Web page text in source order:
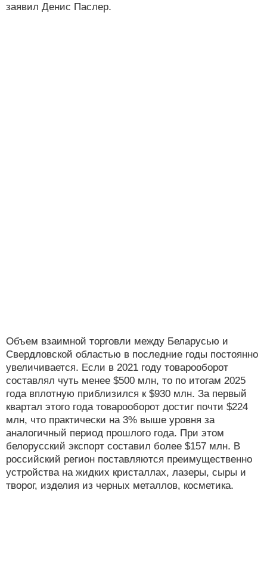
заявил Денис Паслер.
Объем взаимной торговли между Беларусью и
Свердловской областью в последние годы постоянно
увеличивается. Если в 2021 году товарооборот
составлял чуть менее $500 млн, то по итогам 2025
года вплотную приблизился к $930 млн. За первый
квартал этого года товарооборот достиг почти $224
млн, что практически на 3% выше уровня за
аналогичный период прошлого года. При этом
белорусский экспорт составил более $157 млн. В
российский регион поставляются преимущественно
устройства на жидких кристаллах, лазеры, сыры и
творог, изделия из черных металлов, косметика.